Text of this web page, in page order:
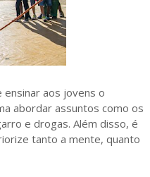
ensinar aos jovens o
abordar assuntos como os
e drogas. Além disso, é
tanto a mente, quanto